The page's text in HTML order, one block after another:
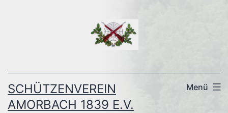
SCHÜTZENVEREIN
AMORBACH 1839 E.V.
Menü